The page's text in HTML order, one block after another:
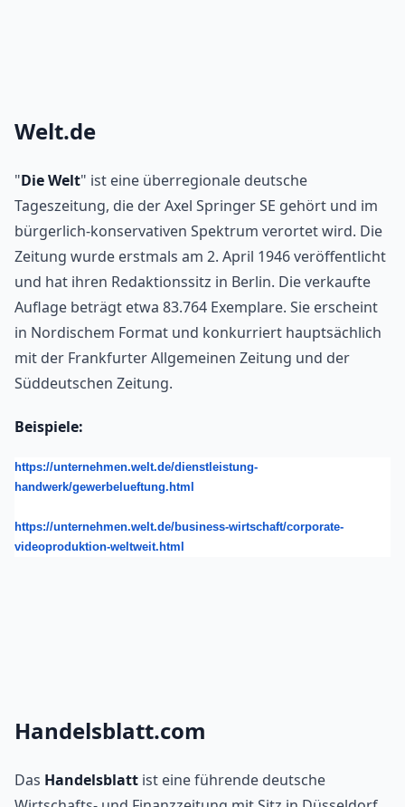
Welt.de
"Die Welt" ist eine überregionale deutsche
Tageszeitung, die der Axel Springer SE gehört und im
bürgerlich-konservativen Spektrum verortet wird. Die
Zeitung wurde erstmals am 2. April 1946 veröffentlicht
und hat ihren Redaktionssitz in Berlin. Die verkaufte
Auflage beträgt etwa 83.764 Exemplare. Sie erscheint
in Nordischem Format und konkurriert hauptsächlich
mit der Frankfurter Allgemeinen Zeitung und der
Süddeutschen Zeitung​.
Beispiele:
https://unternehmen.welt.de/dienstleistung-
handwerk/gewerbelueftung.html
https://unternehmen.welt.de/business-wirtschaft/corporate-
videoproduktion-weltweit.html
Handelsblatt.com
Das Handelsblatt ist eine führende deutsche